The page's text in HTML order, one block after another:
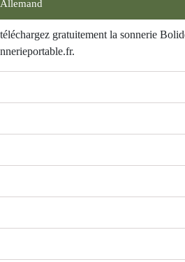
gratuitement la sonnerie